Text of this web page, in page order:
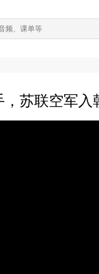
苏联空军入